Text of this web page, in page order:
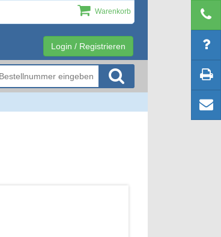
Login / Registrieren
Warenkorb